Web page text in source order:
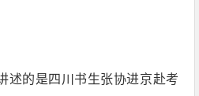
述的是四川书生张协进京赴考